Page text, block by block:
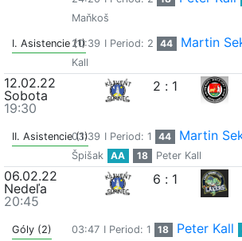
Maňkoš
I. Asistencie (1)20:39 I Period: 2 44 Martin
Kall
12.02.22
Sobota
19:30
2 : 1
II. Asistencie (1)
03:39 I Period: 1 44 Martin
Špišak
AA 18 Peter Kall
06.02.22
Nedeľa
20:45
6 : 1
Góly (2) 03:47 I Period: 1 18 Peter Kall